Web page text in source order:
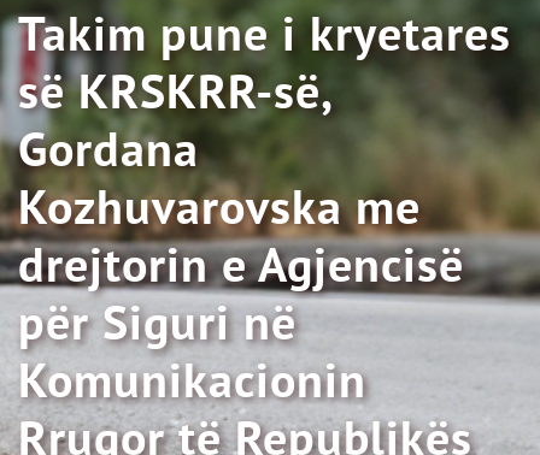
Takim pune i kryetares
së KRSKRR-së,
Gordana
Kozhuvarovska me
drejtorin e Agjencisë
për Siguri në
Komunikacionin
Rrugor të Republikës